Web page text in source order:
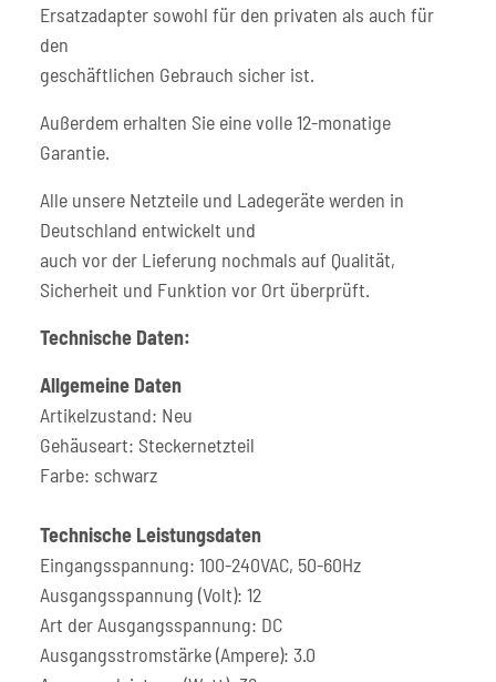
Ersatzadapter sowohl für den privaten als auch für
den
geschäftlichen Gebrauch sicher ist.
Außerdem erhalten Sie eine volle 12-monatige
Garantie.
Alle unsere Netzteile und Ladegeräte werden in
Deutschland entwickelt und
auch vor der Lieferung nochmals auf Qualität,
Sicherheit und Funktion vor Ort überprüft.
Technische Daten:
Allgemeine Daten
Artikelzustand: Neu
Gehäuseart: Steckernetzteil
Farbe: schwarz
Technische Leistungsdaten
Eingangsspannung: 100-240VAC, 50-60Hz
Ausgangsspannung (Volt): 12
Art der Ausgangsspannung: DC
Ausgangsstromstärke (Ampere): 3.0